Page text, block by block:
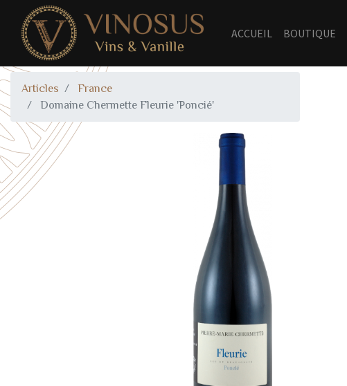
ACCUEIL BOUTIQUE
Articles
France
Domaine Chermette Fleurie 'Poncié'